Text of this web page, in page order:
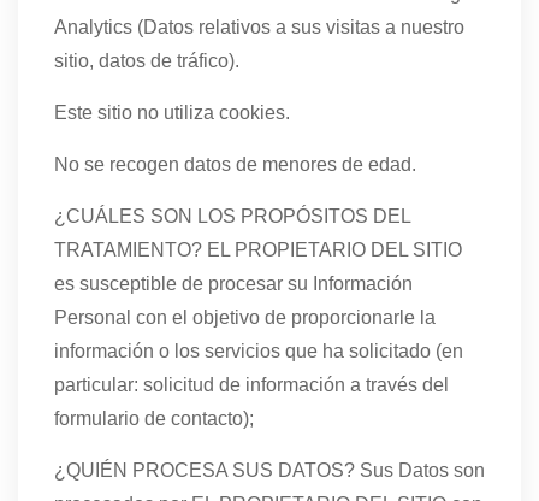
Analytics (Datos relativos a sus visitas a nuestro
sitio, datos de tráfico).
Este sitio no utiliza cookies.
No se recogen datos de menores de edad.
¿CUÁLES SON LOS PROPÓSITOS DEL
TRATAMIENTO? EL PROPIETARIO DEL SITIO
es susceptible de procesar su Información
Personal con el objetivo de proporcionarle la
información o los servicios que ha solicitado (en
particular: solicitud de información a través del
formulario de contacto);
¿QUIÉN PROCESA SUS DATOS? Sus Datos son